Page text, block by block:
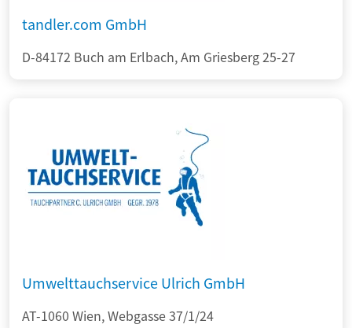
tandler.com GmbH
D-84172 Buch am Erlbach, Am Griesberg 25-27
Umwelttauchservice Ulrich GmbH
AT-1060 Wien, Webgasse 37/1/24